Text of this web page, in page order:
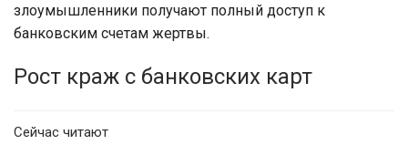
злоумышленники получают полный доступ к
банковским счетам жертвы.
Рост краж с банковских карт
Сейчас читают